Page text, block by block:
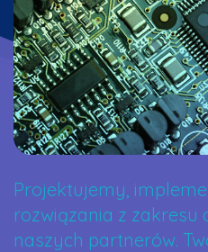
Projektujemy,
rozwiązania z zakresu
naszych partnerów.